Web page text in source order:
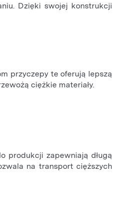
Dzięki swojej konstrukcji
przyczepy te oferują lepszą
ciężkie materiały.
produkcji zapewniają długą
na transport cięższych